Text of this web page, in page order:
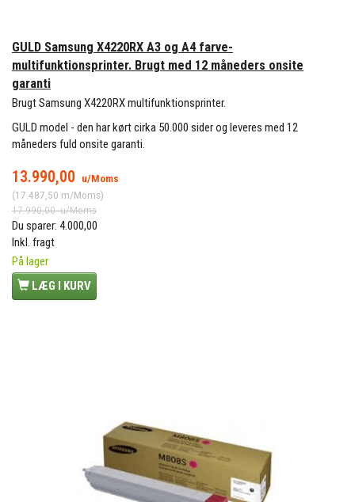
GULD Samsung X4220RX A3 og A4 farve-
multifunktionsprinter. Brugt med 12 måneders onsite
garanti
Brugt Samsung X4220RX multifunktionsprinter.
GULD model - den har kørt cirka 50.000 sider og leveres med 12
måneders fuld onsite garanti.
13.990,00
u/Moms
(17.487,50 m/Moms)
17.990,00u/Moms
Du sparer: 4.000,00
Inkl. fragt
På lager
LÆG I KURV